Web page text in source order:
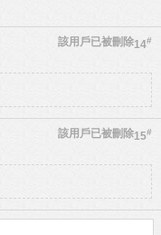
14#
該用戶已被刪除
15#
該用戶已被刪除